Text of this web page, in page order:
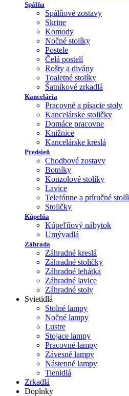
Spálňa
Spálňové zostavy
Skrine
Komody
Nočné stolíky
Postele
Čelá postelí
Rošty a divány
Toaletné stolíky
Šatníkové zrkadlá
Kancelária
Pracovné a písacie stoly
Kancelárske stoličky
Domáce pracovne
Knižnice
Kancelárske kreslá
Predsieň
Chodbové zostavy
Botníky
Konzolové stolíky
Lavice
Telefónne a príručné
Stoličky
Kúpelňa
Kúpeľňový nábytok
Umývadlá
Záhrada
Záhradné kreslá
Záhradné stoličky
Záhradné lehátka
Záhradné lavice
Záhradné stoly
Svietidlá
Stolné lampy
Nočné lampy
Lustre
Stojace lampy
Pracovné lampy
Závesné lampy
Nástenné lampy
Tienidlá
Zrkadlá
Doplnky